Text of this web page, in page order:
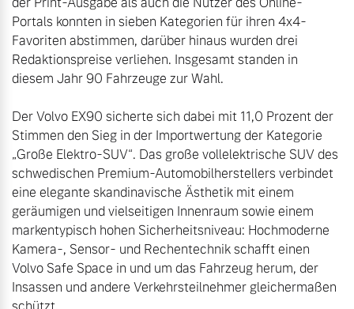
Fahrzeug konfigurieren
Sofort verfügbare Fahrzeuge
Volvo Selekt
Gebrauchtwagen
Die Neuwagenalternative
Mehr erfahren
Volvo Winter- und
Sommer Kompletträder.
Bitte sprechen Sie uns
direkt an.
Frühjahrscheck
Entdecken Sie unsere
saisonalen Angebote.
Mehr erfahren
Portals konnten in sieben Kategorien für ihren 4x4-
Favoriten abstimmen, darüber hinaus wurden drei
Redaktionspreise verliehen. Insgesamt standen in
diesem Jahr 90 Fahrzeuge zur Wahl.
Der Volvo EX90 sicherte sich dabei mit 11,0 Prozent der
Stimmen den Sieg in der Importwertung der Kategorie
„Große Elektro-SUV“. Das große vollelektrische SUV des
schwedischen Premium-Automobilherstellers verbindet
eine elegante skandinavische Ästhetik mit einem
geräumigen und vielseitigen Innenraum sowie einem
markentypisch hohen Sicherheitsniveau: Hochmoderne
Kamera-, Sensor- und Rechentechnik schafft einen
Volvo Safe Space in und um das Fahrzeug herum, der
Insassen und andere Verkehrsteilnehmer gleichermaßen